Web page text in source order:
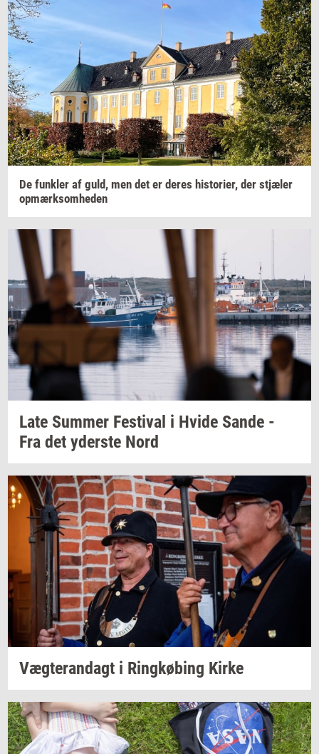
De funk­ler af guld, men det er deres hi­sto­ri­er, der stjæ­ler
op­mærk­som­he­den
Late Sum­mer Festi­val i Hvide Sande -
Fra det yder­ste Nord
Væg­te­ran­dagt i Ring­kø­bing Kirke